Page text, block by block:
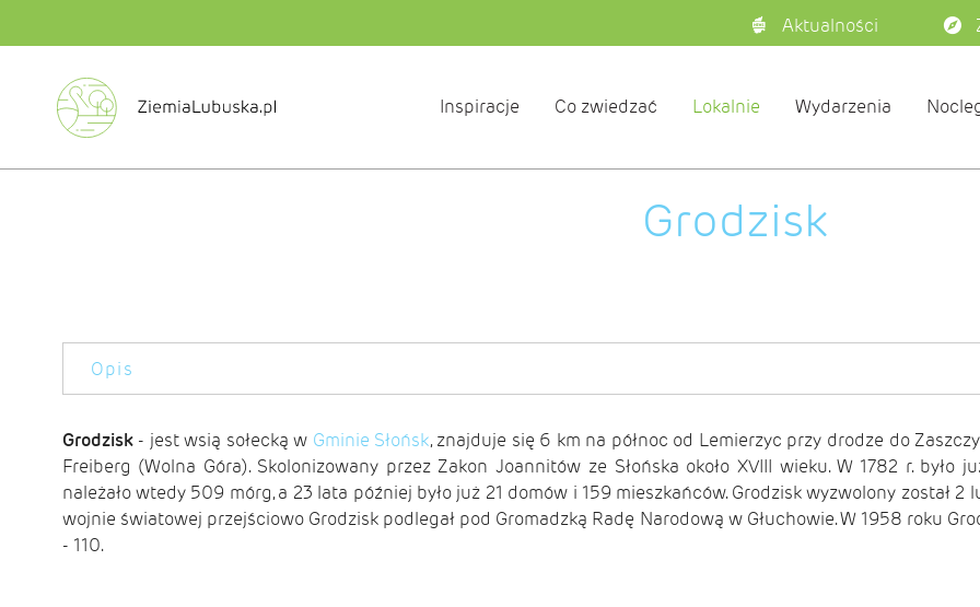
Aktualności
Inspiracje Co zwiedzać Lokalnie Wydarzenia
Grodzisk
Opis
Grodzisk- jest wsią sołecką w Gminie Słońsk, znajduje się 6 km na północ od Lemierzyc przy drodze do
Freiberg (Wolna Góra). Skolonizowany przez Zakon Joannitów ze Słońska około XVIII wieku. W 1782 r.
należało wtedy 509 mórg, a 23 lata później było już 21 domów i 159 mieszkańców. Grodzisk wyzwolony został 2
wojnie światowej przejściowo Grodzisk podlegał pod Gromadzką Radę Narodową w Głuchowie. W 1958 roku
- 110.